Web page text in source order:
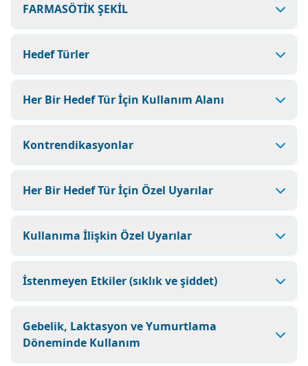
FARMASÖTİK ŞEKİL
Hedef Türler
Her Bir Hedef Tür İçin Kullanım Alanı
Kontrendikasyonlar
Her Bir Hedef Tür İçin Özel Uyarılar
Kullanıma İlişkin Özel Uyarılar
İstenmeyen Etkiler (sıklık ve şiddet)
Gebelik, Laktasyon ve Yumurtlama
Döneminde Kullanım